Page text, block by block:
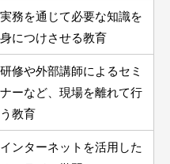
実務を通じて必要な知識を
身につけさせる教育
研修や外部講師によるセミ
ナーなど、現場を離れて行
う教育
インターネットを活用した